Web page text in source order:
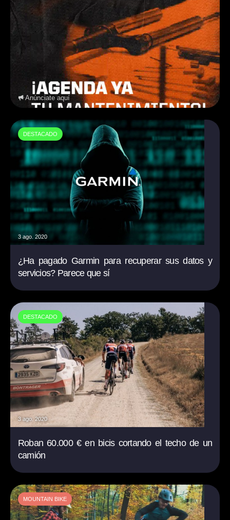
Anúnciate aquí
DESTACADO
3 ago. 2020
¿Ha pagado Garmin para recuperar sus datos y
servicios? Parece que sí
DESTACADO
3 ago. 2020
Roban 60.000 € en bicis cortando el techo de un
camión
MOUNTAIN BIKE